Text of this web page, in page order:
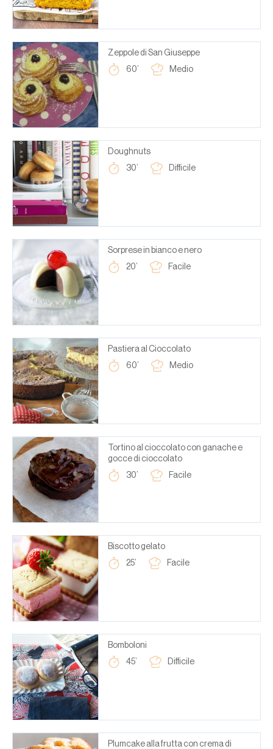
Zeppole di San Giuseppe
60’
Medio
Doughnuts
30’
Difficile
Sorprese in bianco e nero
20’
Facile
Pastiera al Cioccolato
60’
Medio
Tortino al cioccolato con ganache e
gocce di cioccolato
30’
Facile
Biscotto gelato
25’
Facile
Bomboloni
45’
Difficile
Plumcake alla frutta con crema di